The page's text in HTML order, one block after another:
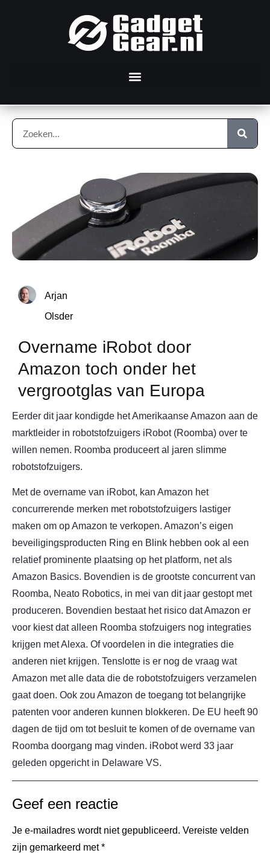
Arjan
Olsder
Overname iRobot door
Amazon toch onder het
vergrootglas van Europa
Eerder dit jaar kondigde het Amerikaanse Amazon aan de
marktleider in robotstofzuigers iRobot (Roomba) over te
willen nemen. Roomba produceert al jaren slimme
robotstofzuigers.
Met de overname van iRobot, kan Amazon het
concurrerende merken met robotstofzuigers lastiger
maken om op Amazon te verkopen. Amazon’s eigen
beveiligingsproducten Ring en Blink hebben ook al een
relatief prominente plaatsing op het platform, net als
Amazon Basics. Bovendien is de grootste concurrent van
Roomba, Neato Robotics, in mei van dit jaar gestopt met
produceren. Bovendien bestaat het risico dat Amazon er
voor kiest dat alleen Roomba stofzuigers nog integraties
krijgen met Alexa. Of voordelen in die integraties die
anderen niet krijgen. Tenslotte is er nog de vraag wat
Amazon met alle data die de robotstofzuigers verzamelen
gaat doen. Ook zou Amazon de toegang tot belangrijke
patenten voor anderen kunnen blokkeren. De EU heeft 90
dagen de tijd om tot besluit te komen of de overname van
Roomba doorgang mag vinden. iRobot werd 33 jaar
geleden opgericht in Delaware VS.
Geef een reactie
Je e-mailadres wordt niet gepubliceerd. Vereiste velden
zijn gemarkeerd met*